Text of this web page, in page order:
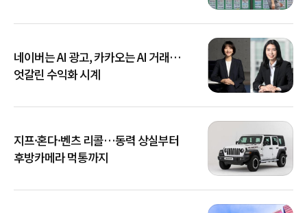
네이버는 AI 광고, 카카오는 AI 거래…
엇갈린 수익화 시계
지프·혼다·벤츠 리콜…동력 상실부터
후방카메라 먹통까지